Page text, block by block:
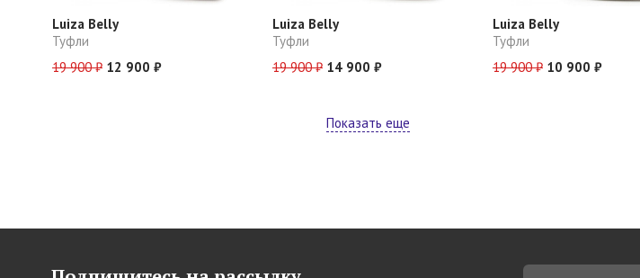
Luiza Belly
Туфли
19 900 ₽ 12 900 ₽
Luiza Belly
Туфли
19 900 ₽ 14 900 ₽
Luiza Belly
Туфли
19 900 ₽ 10 900 ₽
Показать еще